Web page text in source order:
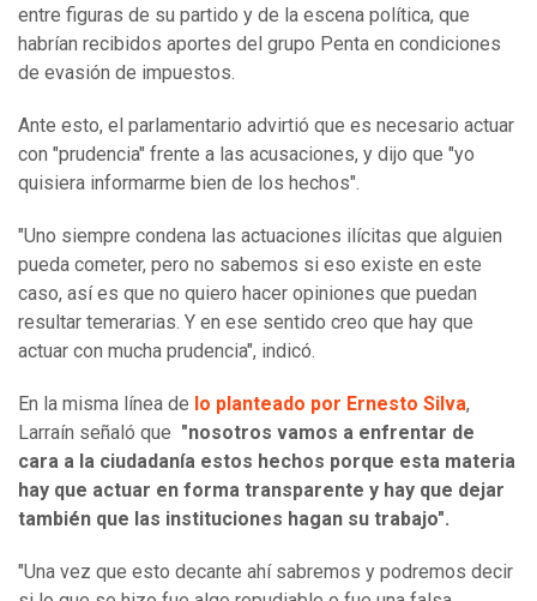
entre figuras de su partido y de la escena política, que
habrían recibidos aportes del grupo Penta en condiciones
de evasión de impuestos.
Ante esto, el parlamentario advirtió que es necesario actuar
con "prudencia" frente a las acusaciones, y dijo que "yo
quisiera informarme bien de los hechos".
"Uno siempre condena las actuaciones ilícitas que alguien
pueda cometer, pero no sabemos si eso existe en este
caso, así es que no quiero hacer opiniones que puedan
resultar temerarias. Y en ese sentido creo que hay que
actuar con mucha prudencia", indicó.
En la misma línea de lo planteado por Ernesto Silva,
Larraín señaló que "nosotros vamos a enfrentar de
cara a la ciudadanía estos hechos porque esta materia
hay que actuar en forma transparente y hay que dejar
también que las instituciones hagan su trabajo".
"Una vez que esto decante ahí sabremos y podremos decir